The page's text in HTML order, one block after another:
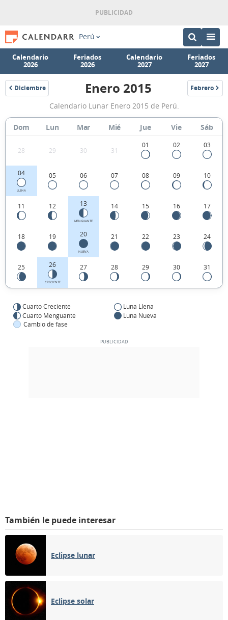
Perú
Calendario
2026
Feriados
2026
Calendario
2027
Feriados
2027
Diciembre
2014
Calendario
Lunar
Enero
Perú.
Enero 2015 Febrero
2015
Calendario Lunar Enero 2015 de Perú.
Dom Lun Mar Mié Jue Vie Sáb
28 29 30 31
01 02 03
04
LLENA
05 06 07 08 09 10
11 12 13
MENGUANTE
14 15 16 17
18 19 20
NUEVA
21 22 23 24
25 26
CRECIENTE
27 28 29 30 31
Cuarto Creciente
Luna Llena
Cuarto Menguante
Luna Nueva
Cambio de fase
También le puede interesar
Eclipse lunar
Eclipse solar